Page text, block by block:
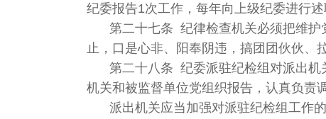
纪委报告1次工作，每年向上级纪委进行述
第二十七条 纪律检查机关必须把维护
止，口是心非、阳奉阴违，搞团团伙伙、
第二十八条 纪委派驻纪检组对派出机
机关和被监督单位党组织报告，认真负责
派出机关应当加强对派驻纪检组工作